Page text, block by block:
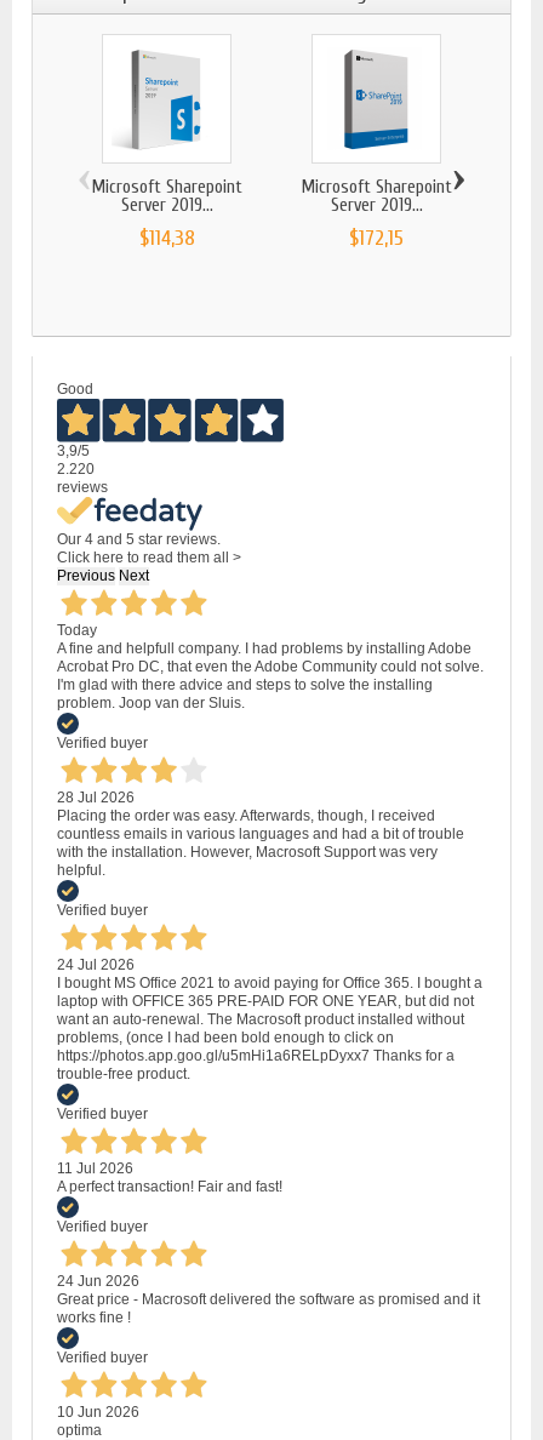
Microsoft Sharepoint
Server 2019...
$114,38
Microsoft Sharepoint
Server 2019...
$172,15
‹ ›
Good
3,9/5
2.220
reviews
Our 4 and 5 star reviews.
Click here to read them all >
Previous Next
Today
A fine and helpfull company. I had problems by installing Adobe
Acrobat Pro DC, that even the Adobe Community could not solve.
I'm glad with there advice and steps to solve the installing
problem. Joop van der Sluis.
Verified buyer
28 Jul 2026
Placing the order was easy. Afterwards, though, I received
countless emails in various languages and had a bit of trouble
with the installation. However, Macrosoft Support was very
helpful.
Verified buyer
24 Jul 2026
I bought MS Office 2021 to avoid paying for Office 365. I bought a
laptop with OFFICE 365 PRE-PAID FOR ONE YEAR, but did not
want an auto-renewal. The Macrosoft product installed without
problems, (once I had been bold enough to click on
https://photos.app.goo.gl/u5mHi1a6RELpDyxx7 Thanks for a
trouble-free product.
Verified buyer
11 Jul 2026
A perfect transaction! Fair and fast!
Verified buyer
24 Jun 2026
Great price - Macrosoft delivered the software as promised and it
works fine !
Verified buyer
10 Jun 2026
optima